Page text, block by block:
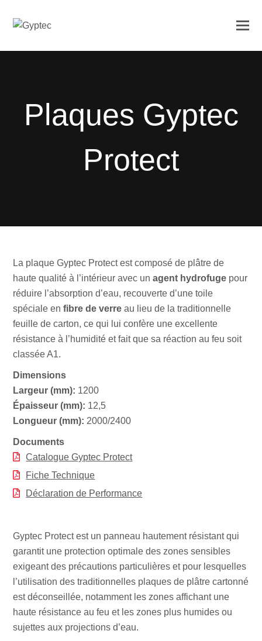
Plaques Gyptec
Protect
La plaque Gyptec Protect est composé de plâtre de
haute qualité à l’intérieur avec unagent hydrofuge pour
réduire l’absorption d’eau, recouverte d’une toile
spéciale enfibre de verre au lieu de la traditionnelle
feuille de carton, ce qui lui confère une excellente
résistance à l’humidité et fait que sa réaction au feu soit
classée A1.
Dimensions
Largeur (mm): 1200
Épaisseur (mm): 12,5
Longueur (mm): 2000/2400
Documents
Catalogue Gyptec Protect
Fiche Technique
Déclaration de Performance
Gyptec Protect est un panneau hautement résistant qui
garantit une protection optimale des zones sensibles
exigeant des précautions particulières et pour lesquelles
l’utilisation des traditionnelles plaques de plâtre cartonné
est déconseillée, notamment les zones affichant une
haute résistance au feu et les zones plus humides ou
sujettes aux projections d’eau.